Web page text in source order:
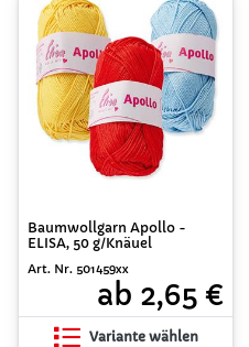
Baumwollgarn Apollo -
ELISA, 50 g/Knäuel
Art. Nr. 501459xx
ab 2,65 €
Variante wählen